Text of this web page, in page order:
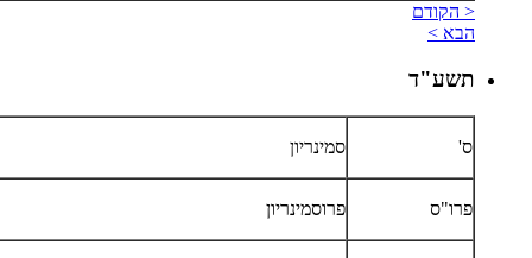
< הקודם
הבא >
תשע"ד
ס' סמינריון
פרו"ס פרוסמינריון